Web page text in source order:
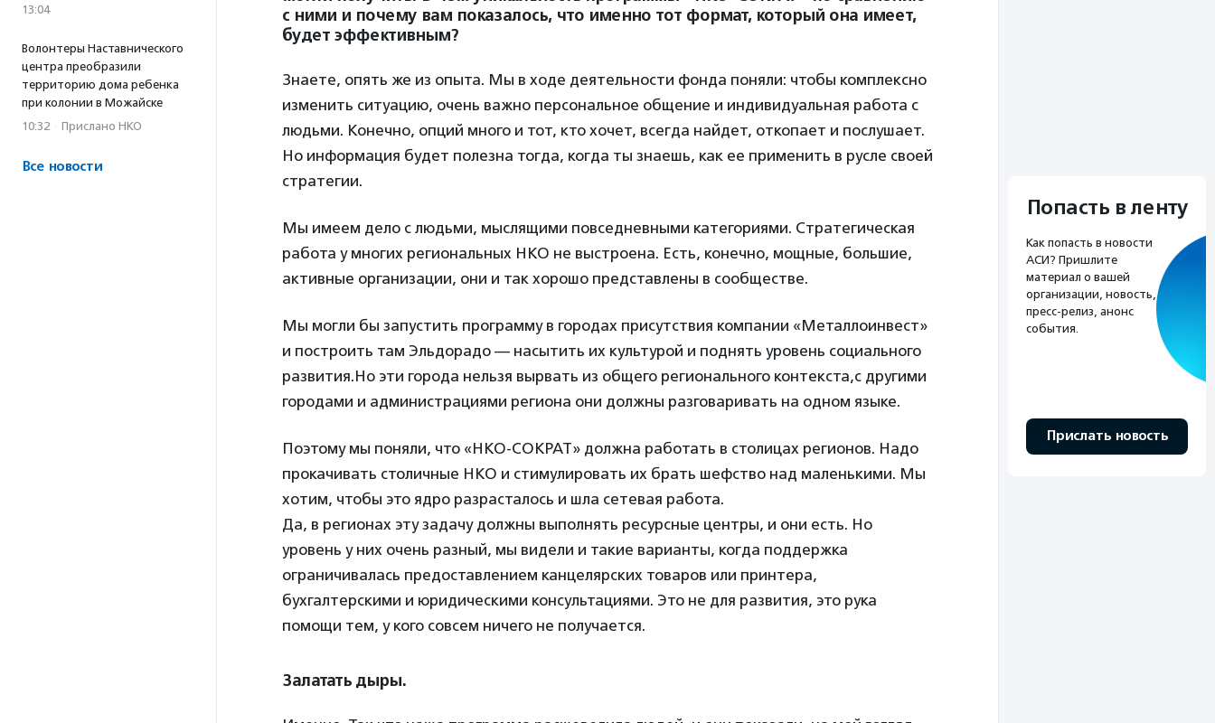
13:04
Волонтеры Наставнического
центра преобразили
территорию дома ребенка
при колонии в Можайске
10:32 · Прислано НКО
Все новости
с ними и почему вам показалось, что именно тот формат, который она имеет,
будет эффективным?
Знаете, опять же из опыта. Мы в ходе деятельности фонда поняли: чтобы комплексно
изменить ситуацию, очень важно персональное общение и индивидуальная работа с
людьми. Конечно, опций много и тот, кто хочет, всегда найдет, откопает и послушает.
Но информация будет полезна тогда, когда ты знаешь, как ее применить в русле своей
стратегии.
Мы имеем дело с людьми, мыслящими повседневными категориями. Стратегическая
работа у многих региональных НКО не выстроена. Есть, конечно, мощные, большие,
активные организации, они и так хорошо представлены в сообществе.
Мы могли бы запустить программу в городах присутствия компании «Металлоинвест»
и построить там Эльдорадо — насытить их культурой и поднять уровень социального
развития.Но эти города нельзя вырвать из общего регионального контекста,с другими
городами и администрациями региона они должны разговаривать на одном языке.
Поэтому мы поняли, что «НКО-СОКРАТ» должна работать в столицах регионов. Надо
прокачивать столичные НКО и стимулировать их брать шефство над маленькими. Мы
хотим, чтобы это ядро разрасталось и шла сетевая работа.
Да, в регионах эту задачу должны выполнять ресурсные центры, и они есть. Но
уровень у них очень разный, мы видели и такие варианты, когда поддержка
ограничивалась предоставлением канцелярских товаров или принтера,
бухгалтерскими и юридическими консультациями. Это не для развития, это рука
помощи тем, у кого совсем ничего не получается.
Залатать дыры.
Попасть в ленту
Как попасть в новости
АСИ? Пришлите
материал о вашей
организации, новость,
пресс-релиз, анонс
события.
Прислать новость